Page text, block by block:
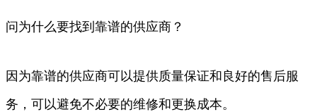
问为什么要找到靠谱的供应商？
因为靠谱的供应商可以提供质量保证和良好的售后服
务，可以避免不必要的维修和更换成本。